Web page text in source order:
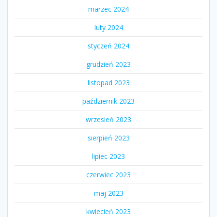
marzec 2024
luty 2024
styczeń 2024
grudzień 2023
listopad 2023
październik 2023
wrzesień 2023
sierpień 2023
lipiec 2023
czerwiec 2023
maj 2023
kwiecień 2023